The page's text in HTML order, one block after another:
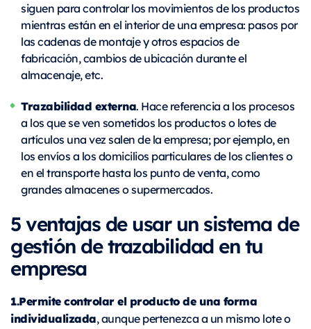
siguen para controlar los movimientos de los productos
mientras están en el interior de una empresa: pasos por
las cadenas de montaje y otros espacios de
fabricación, cambios de ubicación durante el
almacenaje, etc.
Trazabilidad externa. Hace referencia a los procesos
a los que se ven sometidos los productos o lotes de
artículos una vez salen de la empresa; por ejemplo, en
los envíos a los domicilios particulares de los clientes o
en el transporte hasta los punto de venta, como
grandes almacenes o supermercados.
5 ventajas de usar un sistema de
gestión de trazabilidad en tu
empresa
1.Permite controlar el producto de una forma
individualizada, aunque pertenezca a un mismo lote o